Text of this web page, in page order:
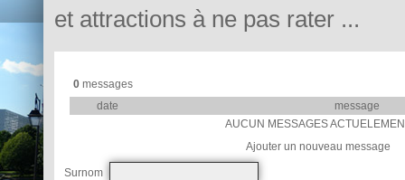
et attractions à ne pas rater ...
0messages
date
message
AUCUN MESSAGES
Ajouter un nouveau message
Surnom